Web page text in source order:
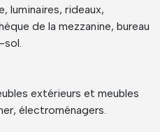
luminaires, rideaux,
de la mezzanine, bureau
sol.
extérieurs et meubles
électroménagers.